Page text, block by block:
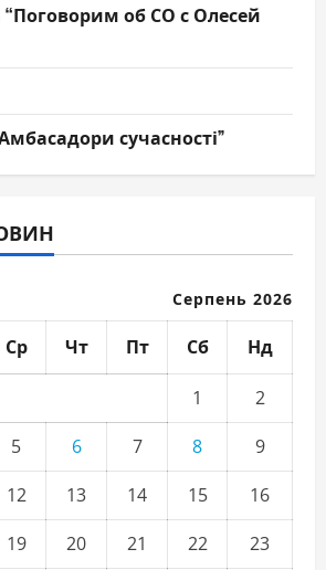
об СО с Олесей
сучасності”
Серпень 2026
Ср Чт Пт Сб Нд
1
2
5 6 7 8
9
12 13 14 15
16
19 20 21 22
23